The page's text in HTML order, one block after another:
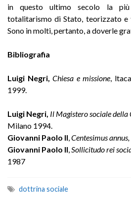
in questo ultimo secolo la
totalitarismo di Stato, teorizzato e
Sono in molti, pertanto, a doverle
Bibliografia
Luigi Negri, Chiesa e missione ,
1999.
Luigi Negri, Il Magistero sociale della
Milano 1994.
Giovanni Paolo II Centesimus annus,
Giovanni Paolo II Sollicitudo rei
1987
dottrina sociale